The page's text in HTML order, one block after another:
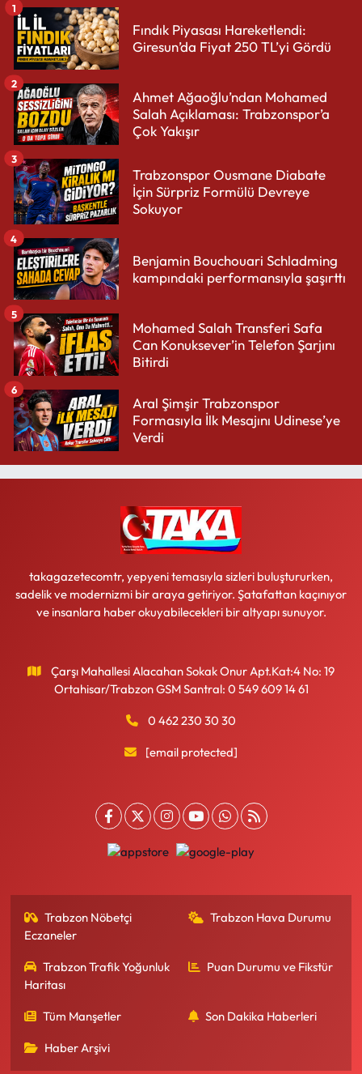
Fındık Piyasası Hareketlendi:
Giresun’da Fiyat 250 TL’yi Gördü
1
Ahmet Ağaoğlu’ndan Mohamed
Salah Açıklaması: Trabzonspor’a
Çok Yakışır
2
Trabzonspor Ousmane Diabate
İçin Sürpriz Formülü Devreye
Sokuyor
3
Benjamin Bouchouari Schladming
kampındaki performansıyla şaşırttı
4
Mohamed Salah Transferi Safa
Can Konuksever’in Telefon Şarjını
Bitirdi
5
Aral Şimşir Trabzonspor
Formasıyla İlk Mesajını Udinese’ye
Verdi
6
takagazetecomtr, yepyeni temasıyla sizleri buluştururken,
sadelik ve modernizmi bir araya getiriyor. Şatafattan kaçınıyor
ve insanlara haber okuyabilecekleri bir altyapı sunuyor.
Çarşı Mahallesi Alacahan Sokak Onur Apt.Kat:4 No: 19
Ortahisar/Trabzon GSM Santral: 0 549 609 14 61
0 462 230 30 30
[email protected]
Trabzon Nöbetçi
Eczaneler
Trabzon Hava Durumu
Trabzon Trafik Yoğunluk
Haritası
Puan Durumu ve Fikstür
Tüm Manşetler Son Dakika Haberleri
Haber Arşivi